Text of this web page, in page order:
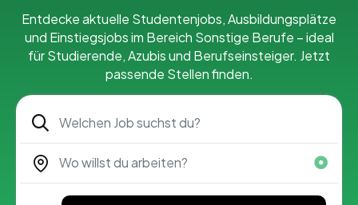
Entdecke aktuelle Studentenjobs, Ausbildungsplätze
und Einstiegsjobs im Bereich Sonstige Berufe – ideal
für Studierende, Azubis und Berufseinsteiger. Jetzt
passende Stellen finden.